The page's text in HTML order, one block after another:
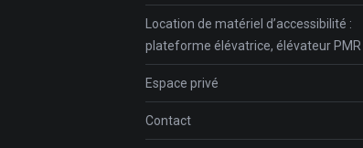
Location de matériel d’accessibilité :
plateforme élévatrice, élévateur PMR
Espace privé
Contact